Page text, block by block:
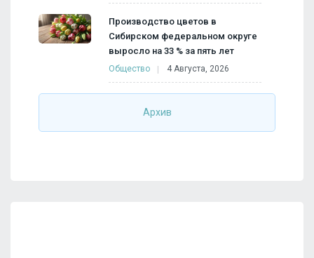
Производство цветов в
Сибирском федеральном округе
выросло на 33 % за пять лет
Общество 4 Августа, 2026
Архив